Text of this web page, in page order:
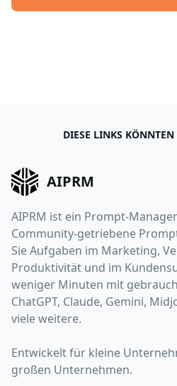
DIESE LINKS
AIPRM
AIPRM ist ein Prompt-
Community-getriebene
Sie Aufgaben im Marketing,
Produktivität und im
weniger Minuten mit
ChatGPT, Claude, Gemini,
viele weitere.
Entwickelt für kleine
großen Unternehmen.